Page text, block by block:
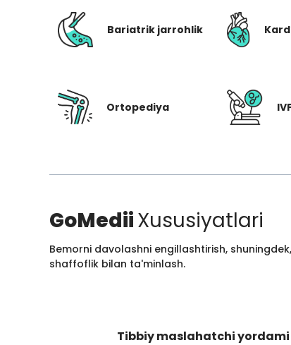
Bariatrik jarrohlik
Ortopediya
GoMediiXususiyatlari
Bemorni davolashni engillashtirish,
shaffoflik bilan ta'minlash.
Tibbiy maslahatchi yordami